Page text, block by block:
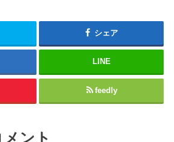
シェア
LINE
feedly
ント